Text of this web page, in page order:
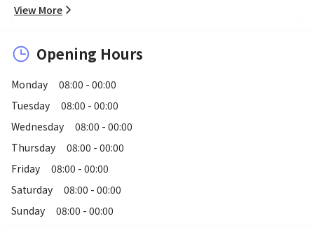
View More
Opening Hours
Monday
08:00 - 00:00
Tuesday
08:00 - 00:00
Wednesday
08:00 - 00:00
Thursday
08:00 - 00:00
Friday
08:00 - 00:00
Saturday
08:00 - 00:00
Sunday
08:00 - 00:00